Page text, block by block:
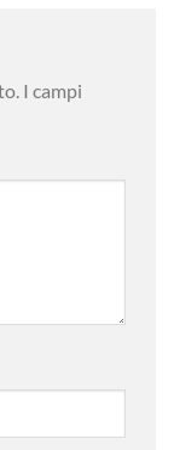
I campi